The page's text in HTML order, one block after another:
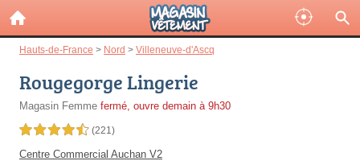
Hauts-de-France > Nord > Villeneuve-d'Ascq
Rougegorge Lingerie
Magasin Femme fermé, ouvre demain à 9h30
4,5 étoiles sur 5 (221)
Centre Commercial Auchan V2